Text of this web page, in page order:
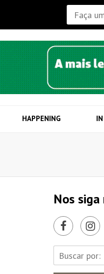
HAPPENING
Nos siga